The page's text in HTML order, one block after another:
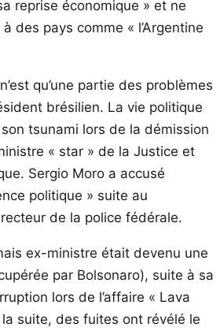
reprise économique » et ne
des pays comme « l’Argentine
qu’une partie des problèmes
brésilien. La vie politique
tsunami lors de la démission
« star » de la Justice et
Sergio Moro a accusé
politique » suite au
de la police fédérale.
ex-ministre était devenu une
par Bolsonaro), suite à sa
lors de l’affaire « Lava
suite, des fuites ont révélé le